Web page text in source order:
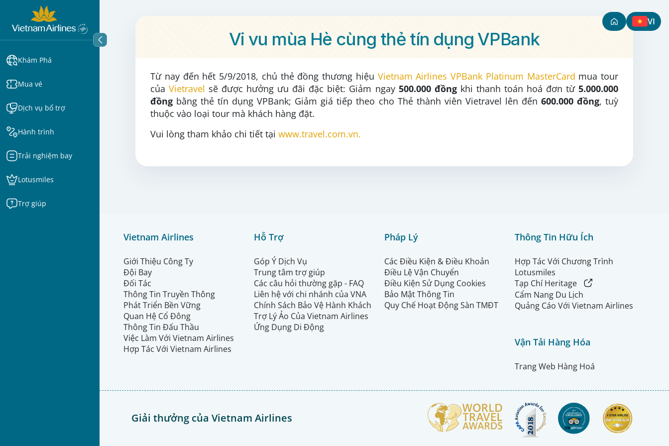
Khám Phá
Mua vé
Dịch vụ bổ trợ
Hành trình
Trải nghiệm bay
Lotusmiles
Trợ giúp
VI
Vi vu mùa Hè cùng thẻ tín dụng VPBank
Từ nay đến hết 5/9/2018, chủ thẻ đồng thương hiệu Vietnam Airlines VPBank Platinum MasterCard mua tour
củaVietravel sẽ được hưởng ưu đãi đặc biệt: Giảm ngay 500.000 đồng khi thanh toán hoá đơn từ5.000.000
đồng bằng thẻ tín dụng VPBank; Giảm giá tiếp theo cho Thẻ thành viên Vietravel lên đến 600.000 đồng, tuỳ
thuộc vào loại tour mà khách hàng đặt.
Vui lòng tham khảo chi tiết tại www.travel.com.vn.
Vietnam Airlines
Giới Thiệu Công Ty
Đội Bay
Đối Tác
Thông Tin Truyền Thông
Phát Triển Bền Vững
Quan Hệ Cổ Đông
Thông Tin Đấu Thầu
Việc Làm Với Vietnam Airlines
Hợp Tác Với Vietnam Airlines
Hỗ Trợ
Góp Ý Dịch Vụ
Trung tâm trợ giúp
Các câu hỏi thường gặp - FAQ
Liên hệ với chi nhánh của VNA
Chính Sách Bảo Vệ Hành Khách
Trợ Lý Ảo Của Vietnam Airlines
Ứng Dụng Di Động
Pháp Lý
Các Điều Kiện & Điều Khoản
Điều Lệ Vận Chuyển
Điều Kiện Sử Dụng Cookies
Bảo Mật Thông Tin
Quy Chế Hoạt Động Sàn TMĐT
Thông Tin Hữu Ích
Hợp Tác Với Chương Trình
Lotusmiles
Tạp Chí Heritage
Cẩm Nang Du Lịch
Quảng Cáo Với Vietnam Airlines
Vận Tải Hàng Hóa
Trang Web Hàng Hoá
Giải thưởng của Vietnam Airlines